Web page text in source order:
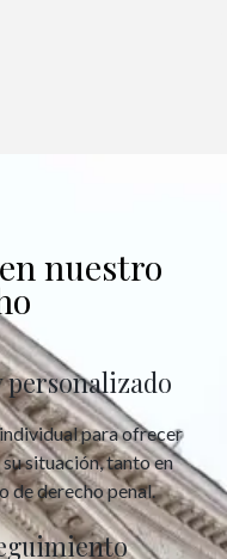
nuestro
personalizado
para ofrecer
situación, tanto en
de derecho penal.